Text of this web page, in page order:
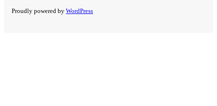
Proudly powered by WordPress